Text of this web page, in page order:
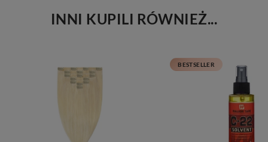
INNI KUPILI RÓWNIEŻ...
BESTSELLER